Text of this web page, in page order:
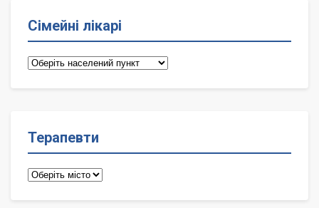
Сімейні лікарі
Сімейні
Терапевти
Терапевти